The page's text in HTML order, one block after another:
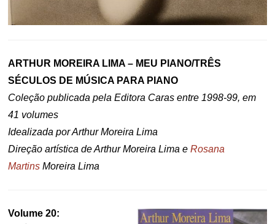
ARTHUR MOREIRA LIMA – MEU PIANO/TRÊS
SÉCULOS DE MÚSICA PARA PIANO
Coleção publicada pela Editora Caras entre 1998-99, em
41 volumes
Idealizada por Arthur Moreira Lima
Direção artística de Arthur Moreira Lima eRosana
Martins Moreira Lima
Volume 20: